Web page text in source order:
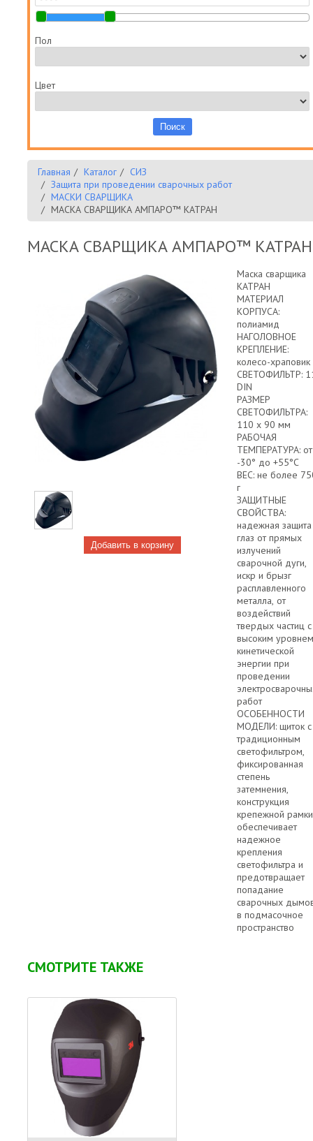
Пол
Цвет
Главная Каталог
СИЗ
Защита при проведении сварочных работ
МАСКИ СВАРЩИКА
МАСКА СВАРЩИКА АМПАРО™ КАТРАН
МАСКА СВАРЩИКА АМПАРО™ КАТРАН
Маска сварщика
КАТРАН
МАТЕРИАЛ
КОРПУСА:
полиамид
НАГОЛОВНОЕ
КРЕПЛЕНИЕ:
колесо-храповик
СВЕТОФИЛЬТР:
DIN
РАЗМЕР
СВЕТОФИЛЬТРА:
110 х 90 мм
РАБОЧАЯ
ТЕМПЕРАТУРА: от
-30° до +55°С
ВЕС: не более
г
ЗАЩИТНЫЕ
СВОЙСТВА:
надежная защита
глаз от прямых
излучений
сварочной дуги,
искр и брызг
расплавленного
металла, от
воздействий
твердых частиц с
высоким уровнем
кинетической
энергии при
проведении
работ
ОСОБЕННОСТИ
МОДЕЛИ: щиток с
традиционным
светофильтром,
фиксированная
степень
затемнения,
конструкция
крепежной рамки
обеспечивает
надежное
крепления
светофильтра и
предотвращает
попадание
сварочных
в подмасочное
пространство
СМОТРИТЕ ТАКЖЕ